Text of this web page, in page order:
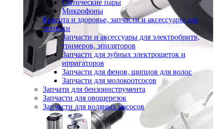
Оптические пары
Микрофоны
Красота и здоровье, запчасти и аксессуары для
техники
Запчасти и аксессуары для электробритв,
тримеров, эпиляторов
Запчасти для зубных электрощеток и
ирригаторов
Запчасти для фенов, щипцов для волос
Запчасти для молокоотсосов
Запчати для бензоинструмента
Запчасти для овощерезок
Запчасти для водяных насосов